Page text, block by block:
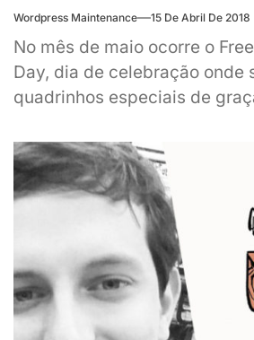
Wordpress Maintenance 15 De Abril De 2018
No mês de maio ocorre o
Day, dia de celebração onde
quadrinhos especiais de